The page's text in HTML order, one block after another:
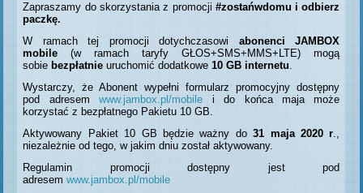
Zapraszamy do skorzystania z promocji #zostańwdomu i odbierz
paczkę.
W ramach tej promocji dotychczasowi abonenci JAMBOX
mobile (w ramach taryfy GŁOS+SMS+MMS+LTE) mogą
sobie bezpłatnie uruchomić dodatkowe10 GB internetu.
Wystarczy, że Abonent wypełni formularz promocyjny dostępny
pod adresemwww.jambox.pl/mobile i do końca maja może
korzystać z bezpłatnego Pakietu 10 GB.
Aktywowany Pakiet 10 GB będzie ważny do31 maja 2020 r.,
niezależnie od tego, w jakim dniu został aktywowany.
Regulamin promocji dostępny jest pod
adresemwww.jambox.pl/mobile